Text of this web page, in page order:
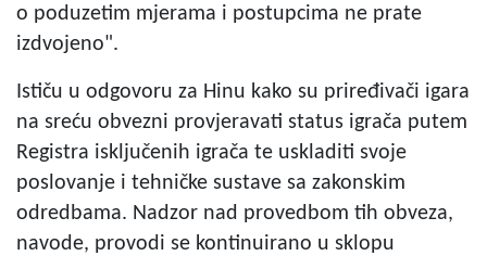
o poduzetim mjerama i postupcima ne prate
izdvojeno".
Ističu u odgovoru za Hinu kako su priređivači igara
na sreću obvezni provjeravati status igrača putem
Registra isključenih igrača te uskladiti svoje
poslovanje i tehničke sustave sa zakonskim
odredbama. Nadzor nad provedbom tih obveza,
navode, provodi se kontinuirano u sklopu